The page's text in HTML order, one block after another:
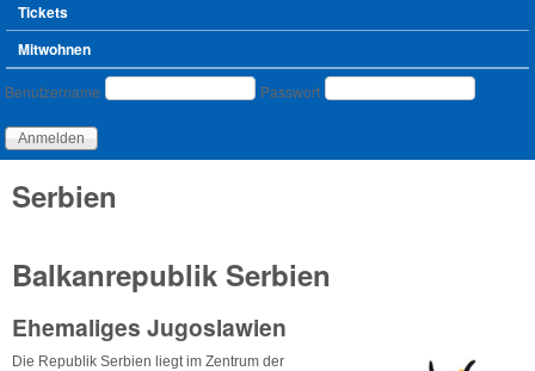
Tickets
Mitwohnen
Benutzeranmeldung
Benutzername Passwort
Serbien
Balkanrepublik Serbien
Ehemaliges Jugoslawien
Die Republik Serbien liegt im Zentrum der